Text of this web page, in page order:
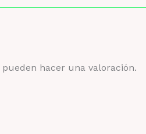
hacer una valoración.